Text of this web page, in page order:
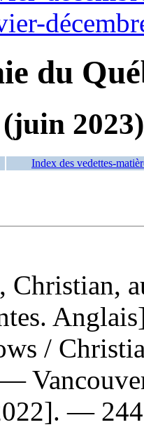
du
2023)
Index des vedettes-
Christian,
/
— 244